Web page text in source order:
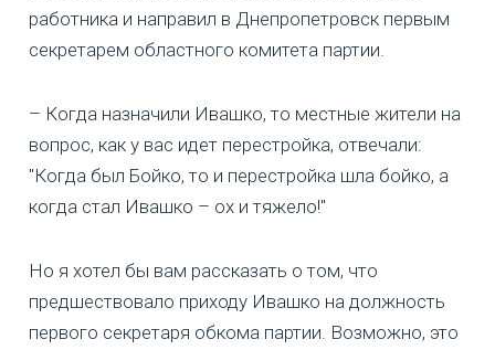
работника и направил в Днепропетровск первым
секретарем областного комитета партии.
– Когда назначили Ивашко, то местные жители на
вопрос, как у вас идет перестройка, отвечали:
"Когда был Бойко, то и перестройка шла бойко, а
когда стал Ивашко – ох и тяжело!"
Но я хотел бы вам рассказать о том, что
предшествовало приходу Ивашко на должность
первого секретаря обкома партии. Возможно, это